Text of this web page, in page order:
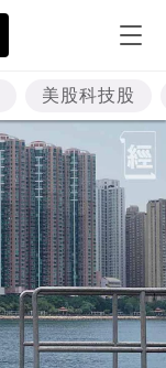
美股科技股